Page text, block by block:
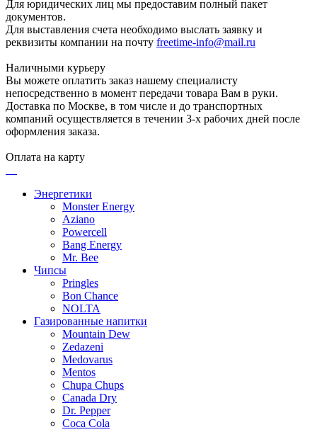
Для юридических лиц мы предоставим полный пакет
документов.
Для выставления счета необходимо выслать заявку и
реквизиты компании на почту freetime-info@mail.ru
Наличными курьеру
Вы можете оплатить заказ нашему специалисту
непосредственно в момент передачи товара Вам в руки.
Доставка по Москве, в том числе и до транспортных
компаний осуществляется в течении 3-х рабочих дней после
оформления заказа.
Оплата на карту
Энергетики
Monster Energy
Aziano
Powercell
Bang Energy
Mr. Bee
Чипсы
Pringles
Bon Chance
NOLTA
Газированные напитки
Mountain Dew
Zedazeni
Medovarus
Mentos
Chupa Chups
Canada Dry
Dr. Pepper
Coca Cola